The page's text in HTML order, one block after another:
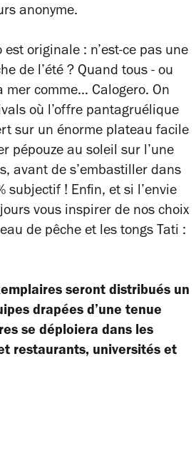
anonyme.
originale : n’est-ce pas une
de l’été ? Quand tous - ou
mer comme… Calogero. On
où l’offre pantagruélique
sur un énorme plateau facile
pépouze au soleil sur l’une
avant de s’embastiller dans
subjectif ! Enfin, et si l’envie
vous inspirer de nos choix
de pêche et les tongs Tati :
seront distribués un
drapées d’une tenue
se déploiera dans les
restaurants, universités et